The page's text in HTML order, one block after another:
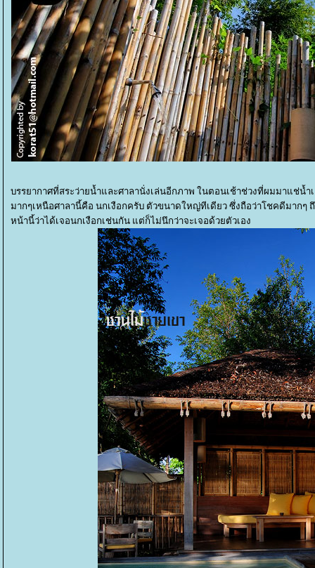
บรรยากาศที่สระว่ายน้ำและศาลานั่งเล่นอีกภาพ ในตอนเช้าช่วงที่ผมมาแช่น้
มากๆเหนือศาลานี้คือ นกเงือกครับ ตัวขนาดใหญ่ทีเดียว ซึ่งถือว่าโชคดีมากๆ
หน้านี้ว่าได้เจอนกเงือกเช่นกัน แต่ก็ไม่นึกว่าจะเจอด้วยตัวเอง